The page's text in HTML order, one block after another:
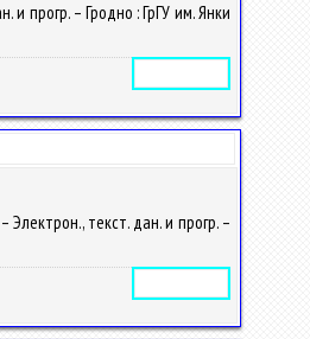
прогр. – Гродно : ГрГУ им. Янки
текст. дан. и прогр. –